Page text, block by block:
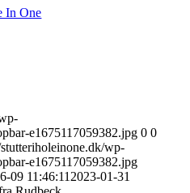
In One
e1675117059382.jpg 0 0
wp-
e1675117059382.jpg
09 11:46:11 2023-01-31